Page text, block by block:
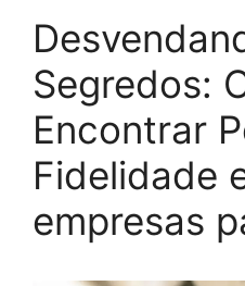
Segredos:
Encontrar
Fidelidade
empresas